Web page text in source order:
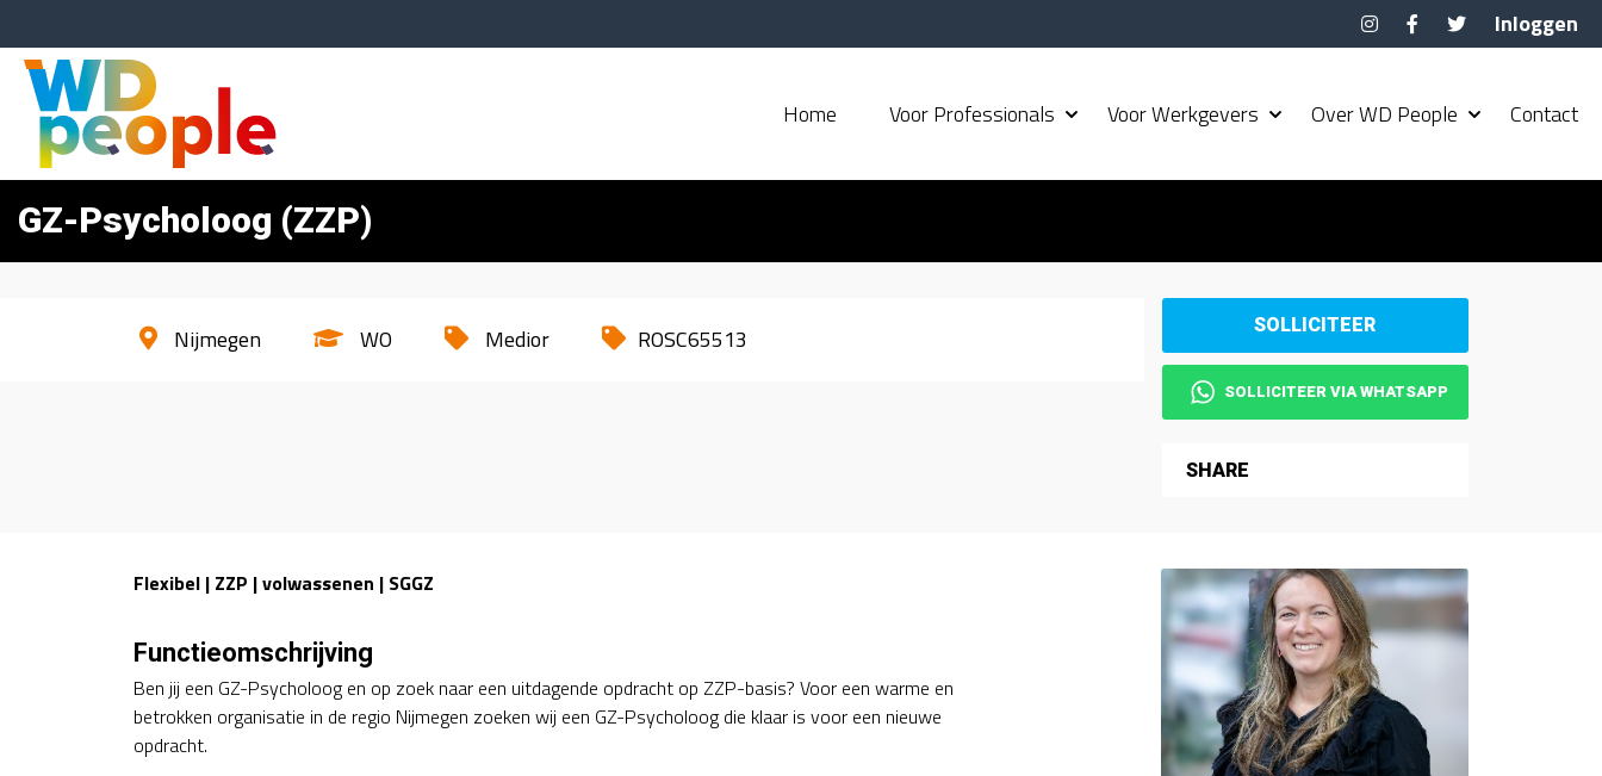
Inloggen
Home Voor Professionals Voor Werkgevers Over WD People Contact
GZ-Psycholoog (ZZP)
Nijmegen WO Medior ROSC65513
SOLLICITEER VIA WHATSAPP
SHARE
Flexibel | ZZP | volwassenen | SGGZ
Functieomschrijving
Ben jij een GZ-Psycholoog en op zoek naar een uitdagende opdracht op ZZP-basis? Voor een warme en
betrokken organisatie in de regio Nijmegen zoeken wij een GZ-Psycholoog die klaar is voor een nieuwe
opdracht.